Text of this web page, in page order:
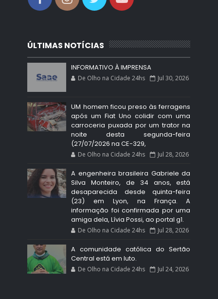
ÚLTIMAS NOTÍCIAS
INFORMATIVO À IMPRENSA
De Olho na Cidade 24hs Jul 30, 2026
UM homem ficou preso às ferragens
após um Fiat Uno colidir com uma
carroceria puxada por um trator na
noite desta segunda-feira
(27/07/2026 na CE-329,
De Olho na Cidade 24hs Jul 28, 2026
A engenheira brasileira Gabriele da
Silva Monteiro, de 34 anos, está
desaparecida desde quinta-feira
(23) em Lyon, na França. A
informação foi confirmada por uma
amiga dela, Lívia Possi, ao portal g1.
De Olho na Cidade 24hs Jul 28, 2026
A comunidade católica do Sertão
Central está em luto.
De Olho na Cidade 24hs Jul 24, 2026